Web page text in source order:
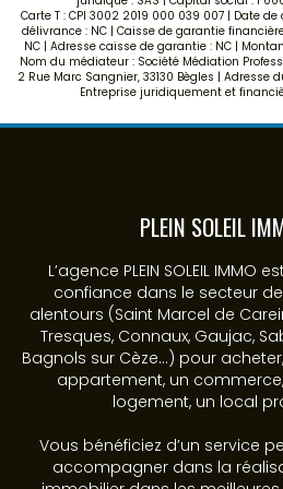
Carte T : CPI 3002 2019 000 039 007 | Date
délivrance : NC | Caisse de garantie
NC | Adresse caisse de garantie : NC |
Nom du médiateur : Société Médiation
2 Rue Marc Sangnier, 33130 Bègles | Adresse
Entreprise juridiquement et
PLEIN SOLEIL
L’agence PLEIN SOLEIL
confiance dans le secteur
alentours (Saint Marcel de
Tresques, Connaux, Gaujac,
Bagnols sur Cèze...) pour
appartement, un
logement, un local
Vous bénéficiez d’un service
accompagner dans la